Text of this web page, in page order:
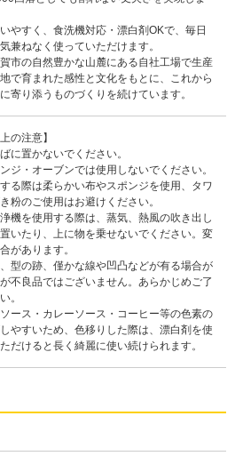
やすく、食洗機対応・漂白剤OKで、毎日
兼ねなく使っていただけます。
市の自然豊かな山麓にある自社工場で生産
で育まれた感性と文化をもとに、これから
寄り添うものづくりを続けています。
の注意】
に置かないでください。
ンジ・オーブンでは使用しないでください。
する際は柔らかい布やスポンジを使用、タワ
粉のご使用はお避けください。
浄機を使用する際は、蒸気、熱風の吹き出し
いたり、上に物を乗せないでください。変
があります。
、型の跡、僅かな線や凹凸などが有る場合が
不良品ではございません。あらかじめご了
。
ソース・カレーソース・コーヒー等の色素の
やすいため、色移りした際は、漂白剤を使
だけると長く綺麗に使い続けられます。